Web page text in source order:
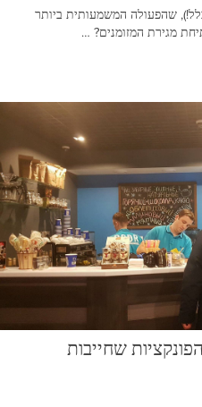
שהפעולה המשמעותית ביותר
מגירת המזומנים? …
שחייבות